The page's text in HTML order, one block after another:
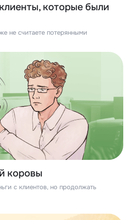
которые были
не считаете потерянными
коровы
с клиентов, но продолжать